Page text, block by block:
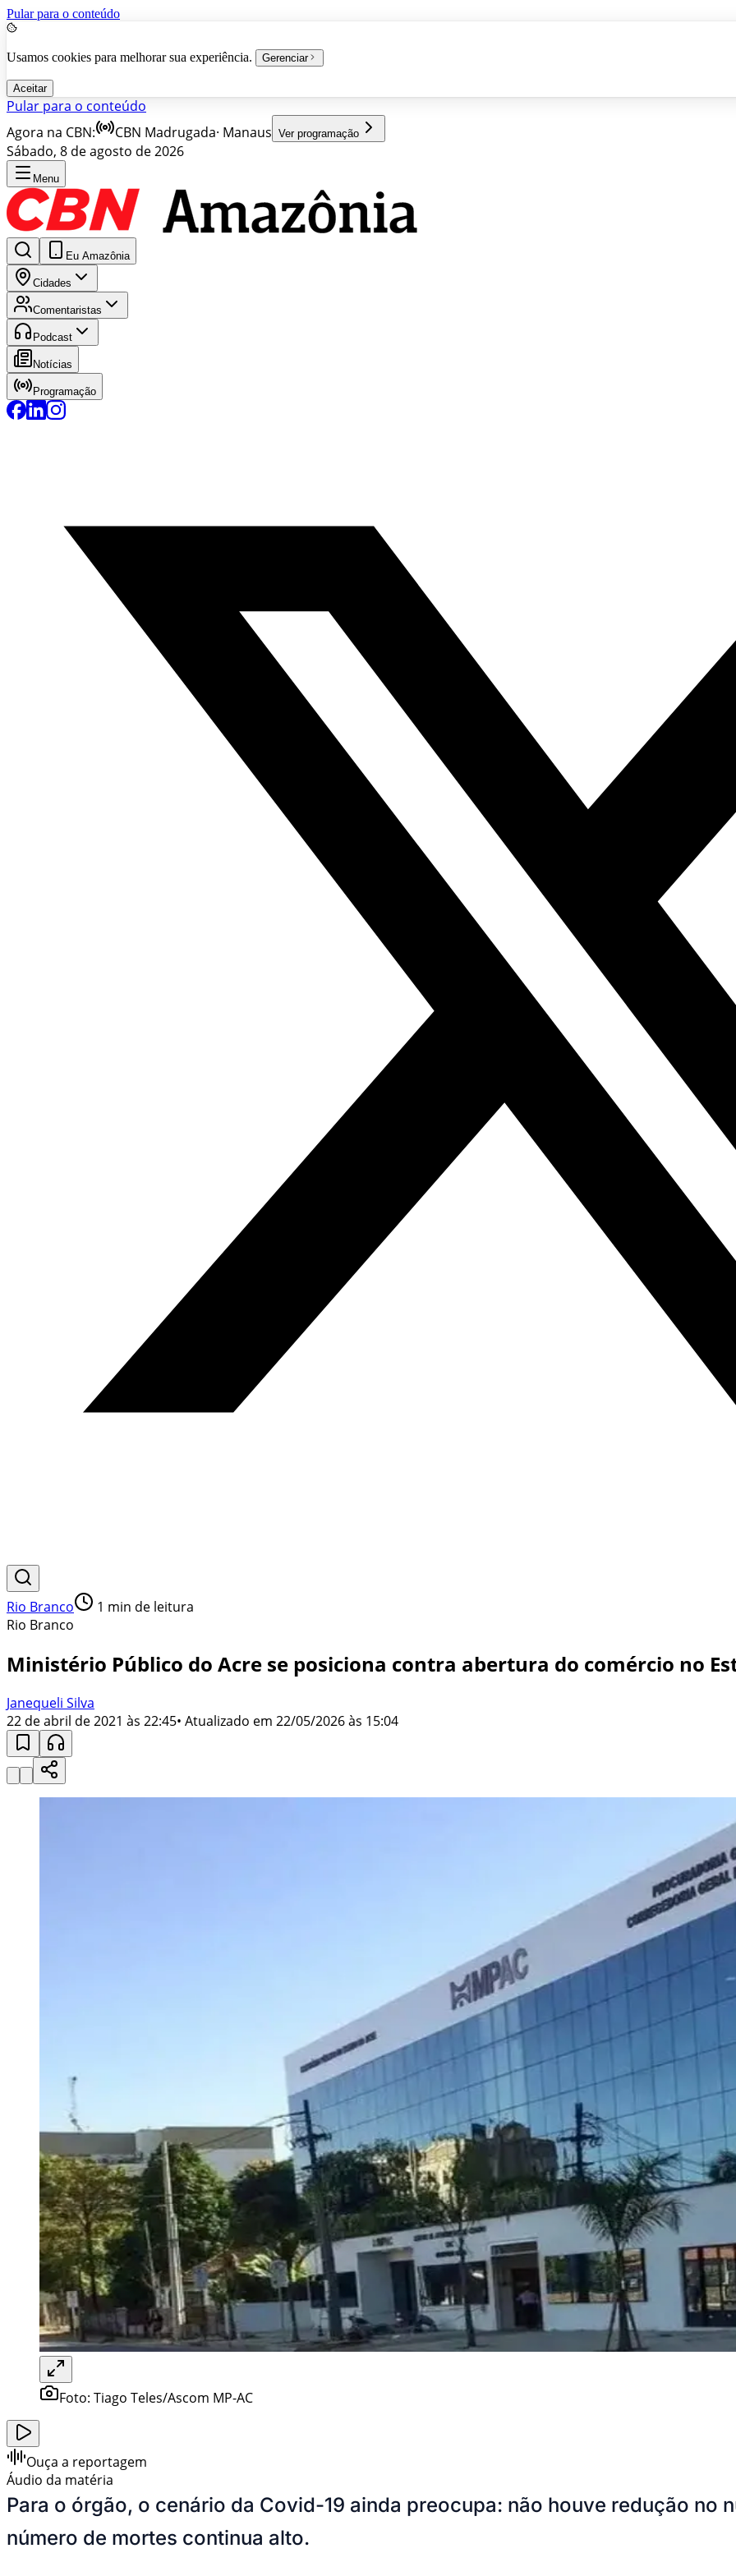
Pular para o conteúdo
Usamos cookies para melhorar sua experiência. Gerenciar
Aceitar
Pular para o conteúdo
Agora na CBN:
CBN Madrugada· Manaus Ver programação
Sábado, 8 de agosto de 2026
Menu
Eu Amazônia
Cidades
Comentaristas
Podcast
Notícias
Programação
Rio Branco 1 min de leitura
Rio Branco
Ministério Público do Acre se posiciona contra abertura do comércio no
Janequeli Silva
22 de abril de 2021 às 22:45• Atualizado em 22/05/2026 às 15:04
Foto: Tiago Teles/Ascom MP-AC
Ouça a reportagem
Áudio da matéria
Para o órgão, o cenário da Covid-19 ainda preocupa: não houve redução no
número de mortes continua alto.